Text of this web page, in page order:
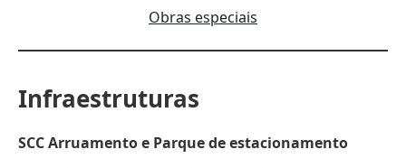
Obras especiais
Infraestruturas
SCC Arruamento e Parque de estacionamento